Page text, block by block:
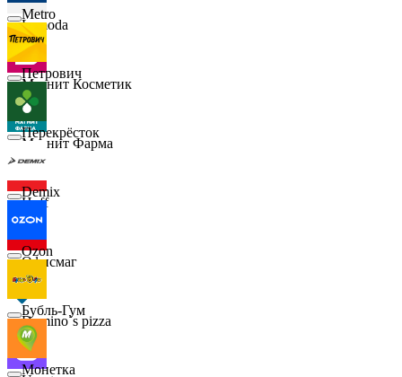
Lamoda
Магнит Косметик
Магнит Фарма
Hoff
Офисмаг
Domino`s pizza
Metro
Петрович
Перекрёсток
Demix
Ozon
Бубль-Гум
Монетка